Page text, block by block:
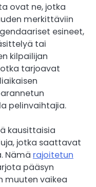
ovat ne, jotka
merkittäviin
esineet,
tai
kilpailijan
tarjoavat
pelinvaihtajia.
kausittaisia
jotka saattavat
Nämä rajoitetun
pääsyn
muuten vaikea